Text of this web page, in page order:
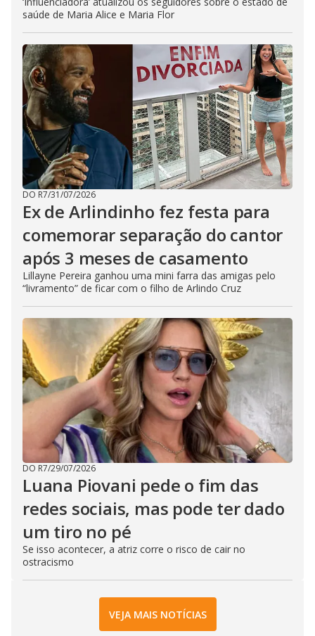
saúde de Maria Alice e Maria Flor
DO R7/31/07/2026
Ex de Arlindinho fez festa para
comemorar separação do cantor
após 3 meses de casamento
Lillayne Pereira ganhou uma mini farra das amigas pelo
“livramento” de ficar com o filho de Arlindo Cruz
DO R7/29/07/2026
Luana Piovani pede o fim das
redes sociais, mas pode ter dado
um tiro no pé
Se isso acontecer, a atriz corre o risco de cair no
ostracismo
VEJA MAIS NOTÍCIAS